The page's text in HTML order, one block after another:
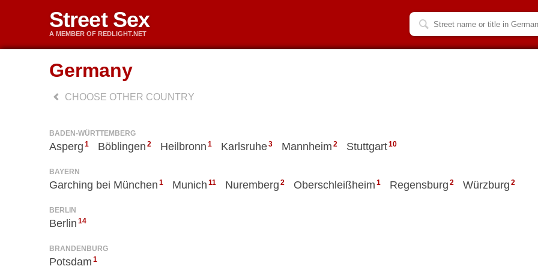
Street Sex
A MEMBER OF REDLIGHT.NET
Germany
CHOOSE OTHER COUNTRY
BADEN-WÜRTTEMBERG
Asperg 1 Böblingen 2 Heilbronn 1 Karlsruhe3 Mannheim 2 Stuttgart10
BAYERN
Garching bei München 1 Munich 11 Nuremberg 2 Oberschleißheim 1 Regensburg 2 Würzburg 2
BERLIN
Berlin 14
BRANDENBURG
Potsdam 1